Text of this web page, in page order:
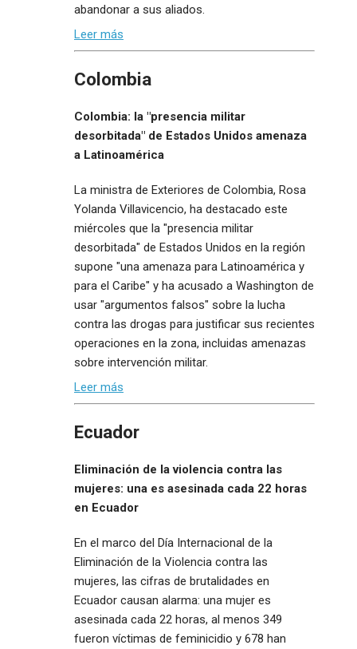
abandonar a sus aliados.
Leer más
Colombia
Colombia: la "presencia militar
desorbitada" de Estados Unidos amenaza
a Latinoamérica
La ministra de Exteriores de Colombia, Rosa
Yolanda Villavicencio, ha destacado este
miércoles que la "presencia militar
desorbitada" de Estados Unidos en la región
supone "una amenaza para Latinoamérica y
para el Caribe" y ha acusado a Washington de
usar "argumentos falsos" sobre la lucha
contra las drogas para justificar sus recientes
operaciones en la zona, incluidas amenazas
sobre intervención militar.
Leer más
Ecuador
Eliminación de la violencia contra las
mujeres: una es asesinada cada 22 horas
en Ecuador
En el marco del Día Internacional de la
Eliminación de la Violencia contra las
mujeres, las cifras de brutalidades en
Ecuador causan alarma: una mujer es
asesinada cada 22 horas, al menos 349
fueron víctimas de feminicidio y 678 han